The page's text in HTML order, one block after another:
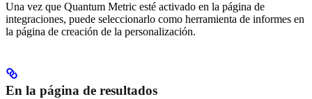
Una vez que Quantum Metric esté activado en la página de
integraciones, puede seleccionarlo como herramienta de informes en
la página de creación de la personalización.
En la página de resultados